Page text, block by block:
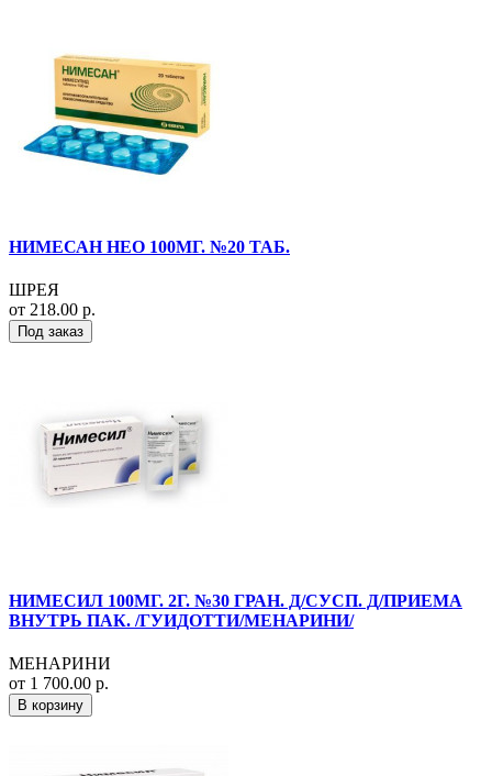
НИМЕСАН НЕО 100МГ. №20 ТАБ.
ШРЕЯ
от 218.00 р.
Под заказ
НИМЕСИЛ 100МГ. 2Г. №30 ГРАН. Д/СУСП. Д/ПРИЕМА
ВНУТРЬ ПАК. /ГУИДОТТИ/МЕНАРИНИ/
МЕНАРИНИ
от 1 700.00 р.
В корзину